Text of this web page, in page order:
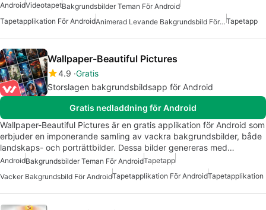
AndroidVideotapetBakgrundsbilder Teman För Android
Tapetapplikation För Android
Animerad Levande Bakgrundsbild För AndroidTapetapp
Wallpaper-Beautiful Pictures
4.9 Gratis
Storslagen bakgrundsbildsapp för Android
Gratis nedladdning för Android
Wallpaper-Beautiful Pictures är en gratis applikation för Android som
erbjuder en imponerande samling av vackra bakgrundsbilder, både
landskaps- och porträttbilder. Dessa bilder genereras med…
AndroidBakgrundsbilder Teman För AndroidTapetapp
Vacker Bakgrundsbild För AndroidTapetapplikation För AndroidTapetapplikation